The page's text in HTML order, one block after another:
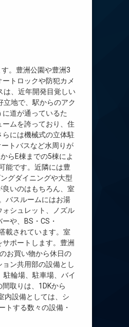
。豊洲公園や豊洲3
トロックや防犯カメ
は、近年開発目覚しい
地で、駅からのアク
道が通っているた
ムを誇っており、住
には機械式の立体駐
トバスなど水周りが
らE棟までの5棟によ
能です。近隣には豊
グダイニングや大型
いのはもちろん、室
バスルームにはお湯
シュレット、ノズル
や、BS・CS・
載されています。室
ポートします。豊洲
お買い物から休日の
ン共用部の設備とし
輪場、駐車場、バイ
取りは、1DKから
内設備としては、シ
トする数々の設備・